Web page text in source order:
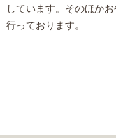
しています。そのほか
行っております。